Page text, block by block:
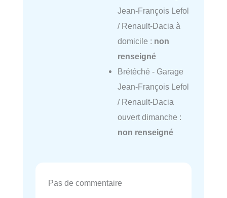
Jean-François Lefol
/ Renault-Dacia à
domicile : non
renseigné
Brétéché - Garage
Jean-François Lefol
/ Renault-Dacia
ouvert dimanche :
non renseigné
Pas de commentaire